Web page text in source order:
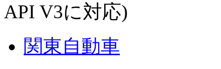
API V3に対応)
関東自動車